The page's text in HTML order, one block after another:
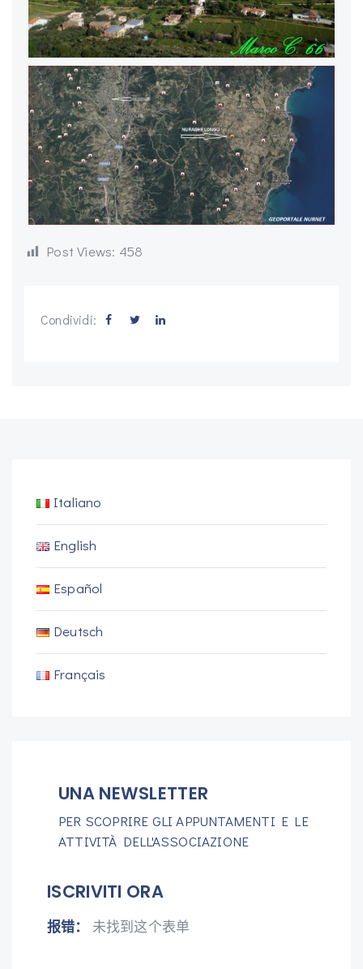
Post Views: 458
Condividi:
Italiano
English
Español
Deutsch
Français
UNA NEWSLETTER
PER SCOPRIRE GLI APPUNTAMENTI E LE
ATTIVITÀ DELL'ASSOCIAZIONE
ISCRIVITI ORA
报错： 未找到这个表单